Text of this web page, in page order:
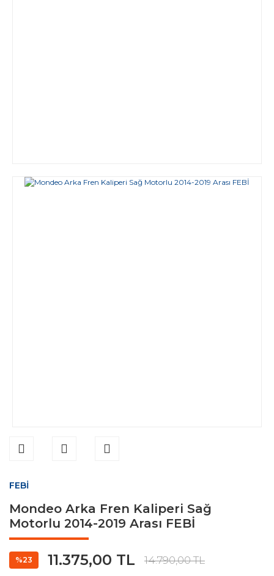
FEBİ
Mondeo Arka Fren Kaliperi Sağ
Motorlu 2014-2019 Arası FEBİ
%23 11.375,00 TL 14.790,00 TL